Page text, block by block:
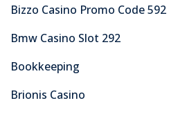
Bizzo Casino Promo Code 592
Bmw Casino Slot 292
Bookkeeping
Brionis Casino